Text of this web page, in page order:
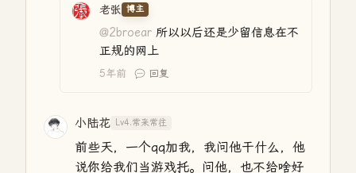
老张 博主
@2broear 所以以后还是少留信息在不
正规的网上
5年前 回复
小陆花 Lv4.常来常往
前些天，一个qq加我，我问他干什么，他
说你给我们当游戏托。问他，也不给啥好